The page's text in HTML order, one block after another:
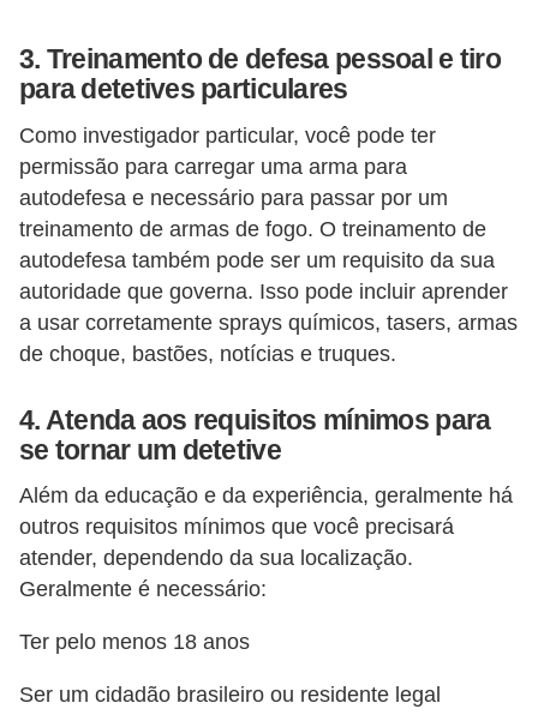
3. Treinamento de defesa pessoal e tiro
para detetives particulares
Como investigador particular, você pode ter
permissão para carregar uma arma para
autodefesa e necessário para passar por um
treinamento de armas de fogo. O treinamento de
autodefesa também pode ser um requisito da sua
autoridade que governa. Isso pode incluir aprender
a usar corretamente sprays químicos, tasers, armas
de choque, bastões, notícias e truques.
4. Atenda aos requisitos mínimos para
se tornar um detetive
Além da educação e da experiência, geralmente há
outros requisitos mínimos que você precisará
atender, dependendo da sua localização.
Geralmente é necessário:
Ter pelo menos 18 anos
Ser um cidadão brasileiro ou residente legal
e
p
o
n
t
o